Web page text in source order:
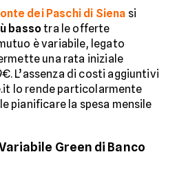
dei Paschi di Siena si
bassotra le offerte
è variabile, legato
una rata iniziale
L’assenza di costi aggiuntivi
lo rende particolarmente
pianificare la spesa mensile
Green di Banco